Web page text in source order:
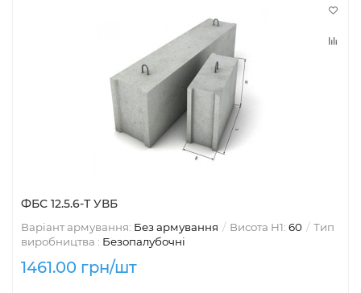
ФБС 12.5.6-Т УВБ
Варіант армування: Без армування Висота H1: 60
Тип
виробництва : Безопалубочні
1461.00 грн/шт